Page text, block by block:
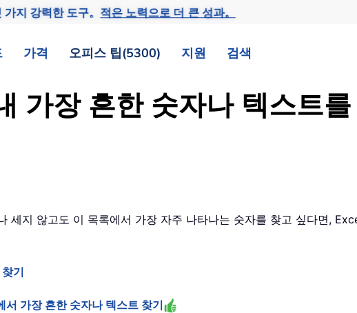
지 강력한 도구。 적은 노력으로 더 큰 성과。
가격 오피스 팁(5300) 지원 검색
가장 흔한 숫자나 텍스트
세지 않고도 이 목록에서 가장 자주 나타나는 숫자를 찾고 싶다면,
기
가장 흔한 숫자나 텍스트 찾기